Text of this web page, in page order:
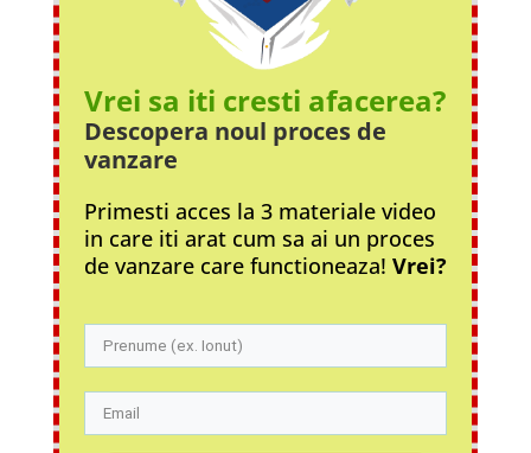
Vrei sa iti cresti afacerea?
Descopera noul procesde
vanzare
Primesti acces la 3 materiale video
in care iti arat cum sa ai un proces
de vanzare care functioneaza! Vrei?